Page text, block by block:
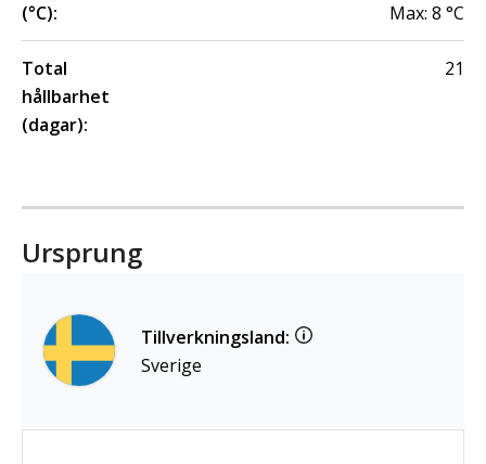
(°C):
Max: 8 °C
Total
hållbarhet
(dagar):
21
Ursprung
Tillverkningsland:
Sverige